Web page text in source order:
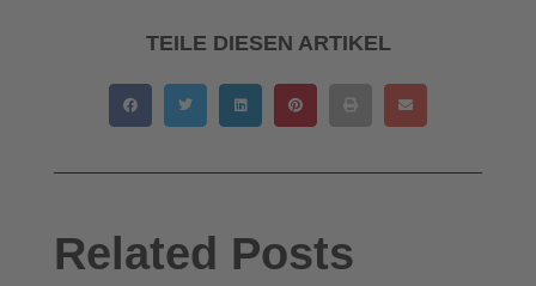
TEILE DIESEN ARTIKEL
Related Posts